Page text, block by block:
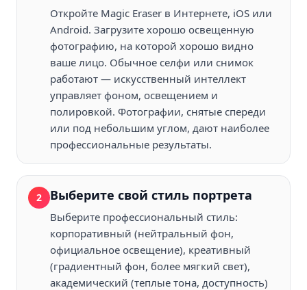
Откройте Magic Eraser в Интернете, iOS или
Android. Загрузите хорошо освещенную
фотографию, на которой хорошо видно
ваше лицо. Обычное селфи или снимок
работают — искусственный интеллект
управляет фоном, освещением и
полировкой. Фотографии, снятые спереди
или под небольшим углом, дают наиболее
профессиональные результаты.
2 Выберите свой стиль портрета
Выберите профессиональный стиль:
корпоративный (нейтральный фон,
официальное освещение), креативный
(градиентный фон, более мягкий свет),
академический (теплые тона, доступность)